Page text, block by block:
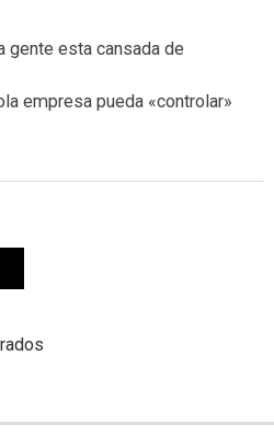
gente esta cansada de
empresa pueda «controlar»